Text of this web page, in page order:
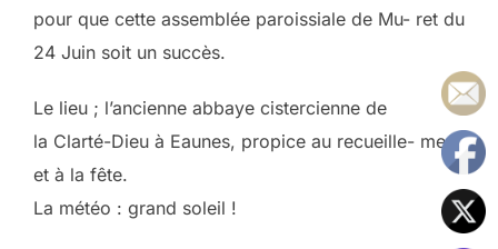
pour que cette assemblée paroissiale de Mu- ret du
24 Juin soit un succès.
Le lieu ; l’ancienne abbaye cistercienne de
la Clarté-Dieu à Eaunes, propice au recueille- ment
et à la fête.
La météo : grand soleil !